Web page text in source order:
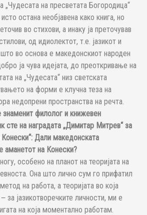
„Чудесата на пресветата Богородица“
остана необјавена како книга, но
во стихови, а инаку ја преточував
од идиолектот, т.е. јазикот и
во основа е македонскиот народен
ја чува идејата, до преоткривање на
на „Чудесата“ низ светската
на форми е клучна теза на
недопрени пространства на речта.
филолог и книжевен
сте на наградата „Димитар Митрев“ за
Дали македонската
аманетот на Конески?
особено на планот на теоријата на
Она што лично сум го прифатил
на работа, а теоријата во која
за јазикотворечките личности, ми е
на која моментално работам.